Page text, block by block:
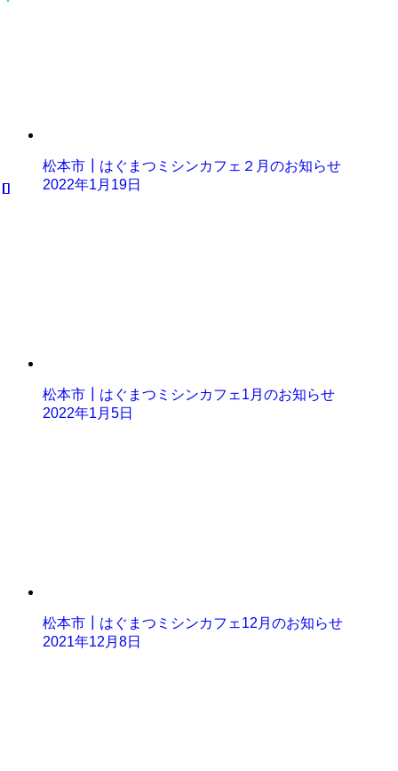
松本市┃はぐまつミシンカフェ２月のお知らせ
2022年1月19日
松本市┃はぐまつミシンカフェ1月のお知らせ
2022年1月5日
松本市┃はぐまつミシンカフェ12月のお知らせ
2021年12月8日